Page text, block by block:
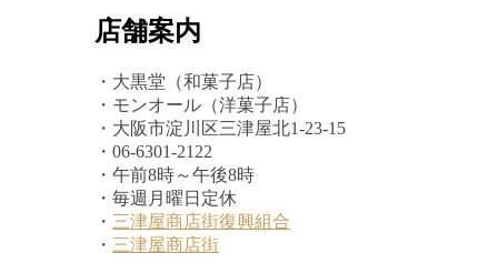
店舗案内
・大黒堂（和菓子店）
・モンオール（洋菓子店）
・大阪市淀川区三津屋北1-23-15
・06-6301-2122
・午前8時～午後8時
・毎週月曜日定休
・ 三津屋商店街復興組合
・ 三津屋商店街